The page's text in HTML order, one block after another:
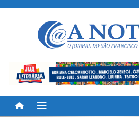
A Noticia Do Vale